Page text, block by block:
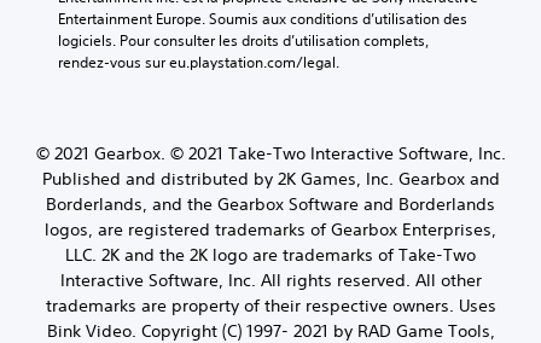
Entertainment Europe. Soumis aux conditions d’utilisation des
logiciels. Pour consulter les droits d’utilisation complets,
rendez-vous sur eu.playstation.com/legal.
© 2021 Gearbox. © 2021 Take-Two Interactive Software, Inc.
Published and distributed by 2K Games, Inc. Gearbox and
Borderlands, and the Gearbox Software and Borderlands
logos, are registered trademarks of Gearbox Enterprises,
LLC. 2K and the 2K logo are trademarks of Take-Two
Interactive Software, Inc. All rights reserved. All other
trademarks are property of their respective owners. Uses
Bink Video. Copyright (C) 1997- 2021 by RAD Game Tools,